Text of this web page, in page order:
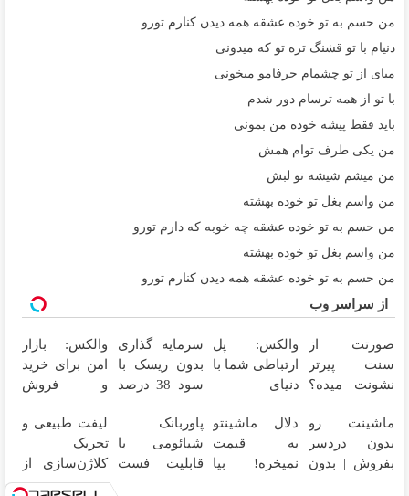
من حسم به تو خوده عشقه همه دیدن کنارم تورو
دنیام با تو قشنگ تره تو که میدونی
میای از تو چشمام حرفامو میخونی
با تو از همه ترسام دور شدم
باید فقط پیشه خوده من بمونی
من یکی طرف توام همش
من میشم شیشه تو لبش
من واسم بغل تو خوده بهشته
من حسم به تو خوده عشقه چه خوبه که دارم تورو
من واسم بغل تو خوده بهشته
من حسم به تو خوده عشقه همه دیدن کنارم تورو
از سراسر وب
صورتت از
سنت پیرتر
نشونت میده؟
می‌گردونه 🔰
والکس: پل
ارتباطی شما با
دنیای
دیجیتال
سرمایه گذاری
بدون ریسک با
سود 38 درصد
والکس: بازار
امن برای خرید
و فروش
دیجیتال
ماشینت رو
بدون دردسر
بفروش | بدون
دلال ماشینتو
به قیمت
نمیخره! بیا
پاوربانک
شیائومی با
قابلیت فست
لیفت طبیعی و
تحریک
کلاژن‌سازی از
داخل پوست با